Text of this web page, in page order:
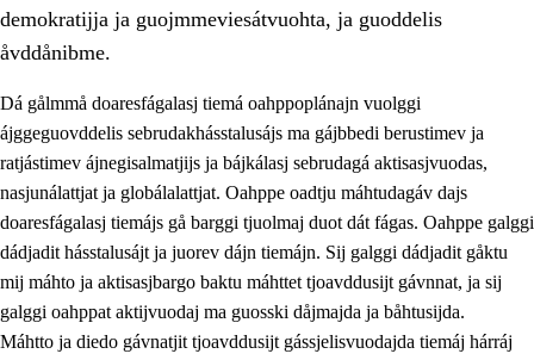
2. Prinsihpa oahppama, åvddånahttema ja ávddama hárráj
Sosiála oahppam ja åvddånibme
2.2 Máhtudahka fágáj hárráj
Vuodulasj tjehpudagá
2.4 Oahppat oahppat
Doaresfágalasj tiemá
demokratijja ja guojmmeviesátvuohta, ja guoddelis
åvddånibme.
Dá gålmmå doaresfágalasj tiemá oahppoplánajn vuolggi
ájggeguovddelis sebrudakhásstalusájs ma gájbbedi berustimev ja
ratjástimev ájnegisalmatjijs ja bájkálasj sebrudagá aktisasjvuodas,
nasjunálattjat ja globálalattjat. Oahppe oadtju máhtudagáv dajs
doaresfágalasj tiemájs gå barggi tjuolmaj duot dát fágas. Oahppe galggi
dádjadit hásstalusájt ja juorev dájn tiemájn. Sij galggi dádjadit gåktu
mij máhto ja aktisasjbargo baktu máhttet tjoavddusijt gávnnat, ja sij
galggi oahppat aktijvuodaj ma guosski dåjmajda ja båhtusijda.
Máhtto ja diedo gávnatjit tjoavddusijt gássjelisvuodajda tiemáj hárráj